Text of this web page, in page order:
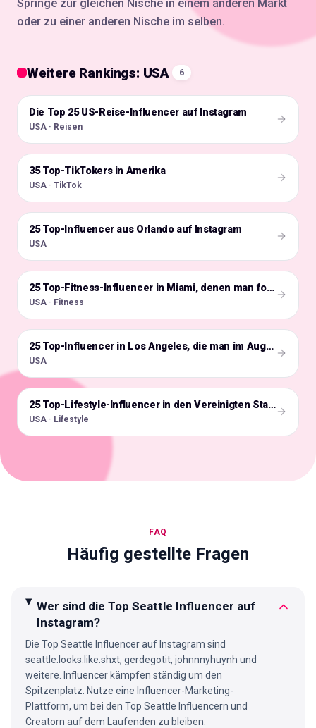
Springe zur gleichen Nische in einem anderen Markt
oder zu einer anderen Nische im selben.
Weitere Rankings: USA 6
🇺🇸
Die Top 25 US-Reise-Influencer auf Instagram
USA · Reisen
🇺🇸
35 Top-TikTokers in Amerika
USA · TikTok
🇺🇸
25 Top-Influencer aus Orlando auf Instagram
USA
🇺🇸 25 Top-Fitness-Influencer in Miami, denen man folgen sollte
USA · Fitness
🇺🇸 25 Top-Influencer in Los Angeles, die man im Auge behalten sollte
USA
🇺🇸 25 Top-Lifestyle-Influencer in den Vereinigten Staaten
USA · Lifestyle
FAQ
Häufig gestellte Fragen
Wer sind die Top Seattle Influencer auf
Instagram?
Die Top Seattle Influencer auf Instagram sind
seattle.looks.like.shxt, gerdegotit, johnnnyhuynh und
weitere. Influencer kämpfen ständig um den
Spitzenplatz. Nutze eine Influencer-Marketing-
Plattform, um bei den Top Seattle Influencern und
Creatorn auf dem Laufenden zu bleiben.